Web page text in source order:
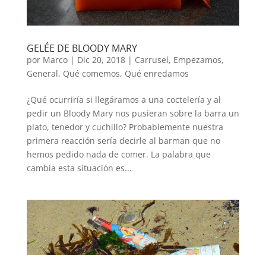
GELÉE DE BLOODY MARY
por Marco| Dic 20, 2018| Carrusel, Empezamos,
General, Qué comemos, Qué enredamos
¿Qué ocurriría si llegáramos a una coctelería y al
pedir un Bloody Mary nos pusieran sobre la barra un
plato, tenedor y cuchillo? Probablemente nuestra
primera reacción sería decirle al barman que no
hemos pedido nada de comer. La palabra que
cambia esta situación es...